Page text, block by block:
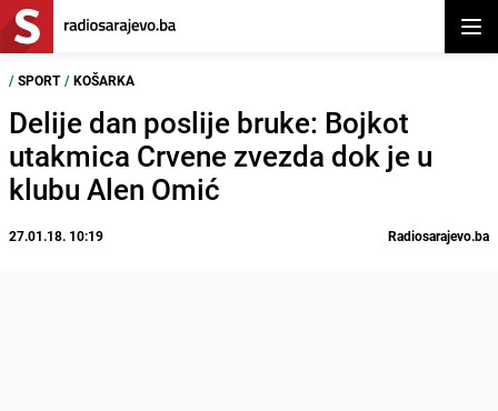
/ SPORT / KOŠARKA
Delije dan poslije bruke: Bojkot
utakmica Crvene zvezda dok je u
klubu Alen Omić
27.01.18. 10:19 Radiosarajevo.ba